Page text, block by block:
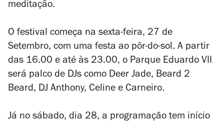
meditação.
O festival começa na sexta-feira, 27 de
Setembro, com uma festa ao pôr-do-sol. A partir
das 16.00 e até às 23.00, o Parque Eduardo VII
será palco de DJs como Deer Jade, Beard 2
Beard, DJ Anthony, Celine e Carneiro.
Já no sábado, dia 28, a programação tem início